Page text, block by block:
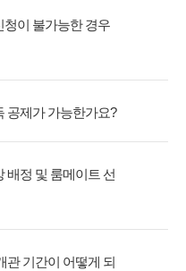
청이 불가능한 경우
공제가 가능한가요?
배정 및 룸메이트 선
관 기간이 어떻게 되